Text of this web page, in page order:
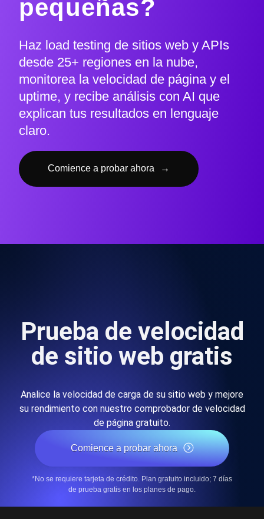
pequeñas?
Haz load testing de sitios web y APIs
desde 25+ regiones en la nube,
monitorea la velocidad de página y el
uptime, y recibe análisis con AI que
explican tus resultados en lenguaje
claro.
Comience a probar ahora →
Prueba de velocidad
de sitio web gratis
Analice la velocidad de carga de su sitio web y mejore
su rendimiento con nuestro comprobador de velocidad
de página gratuito.
Comience a probar ahora
*No se requiere tarjeta de crédito. Plan gratuito incluido; 7 días
de prueba gratis en los planes de pago.